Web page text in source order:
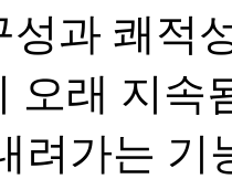
성과 쾌적
오래 지속
려가는 기